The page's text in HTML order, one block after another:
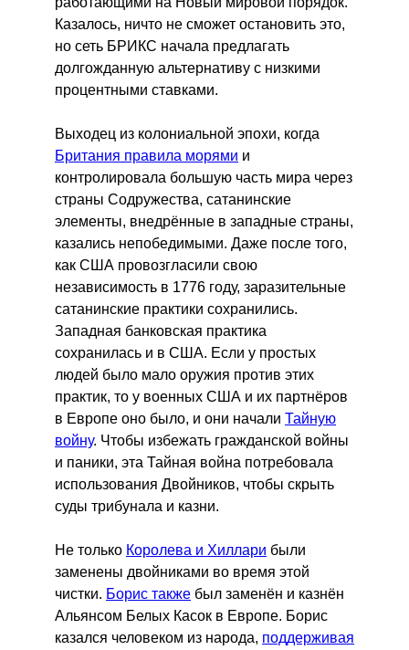
Казалось, ничто не сможет остановить это,
но сеть БРИКС начала предлагать
долгожданную альтернативу с низкими
процентными ставками.
Выходец из колониальной эпохи, когда
Британия правила морями и
контролировала большую часть мира через
страны Содружества, сатанинские
элементы, внедрённые в западные страны,
казались непобедимыми. Даже после того,
как США провозгласили свою
независимость в 1776 году, заразительные
сатанинские практики сохранились.
Западная банковская практика
сохранилась и в США. Если у простых
людей было мало оружия против этих
практик, то у военных США и их партнёров
в Европе оно было, и они начали Тайную
войну. Чтобы избежать гражданской войны
и паники, эта Тайная война потребовала
использования Двойников, чтобы скрыть
суды трибунала и казни.
Не только Королева и Хиллари были
заменены двойниками во время этой
чистки. Борис также был заменён и казнён
Альянсом Белых Касок в Европе. Борис
казался человеком из народа, поддерживая